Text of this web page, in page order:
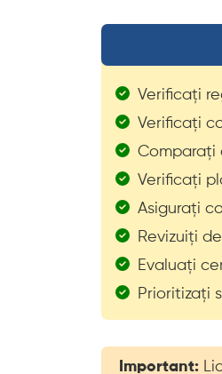
Verificați
Verificați
Comparați
Verificați
Asigurați
Revizuiți
Evaluați
Prioritizați
Important: